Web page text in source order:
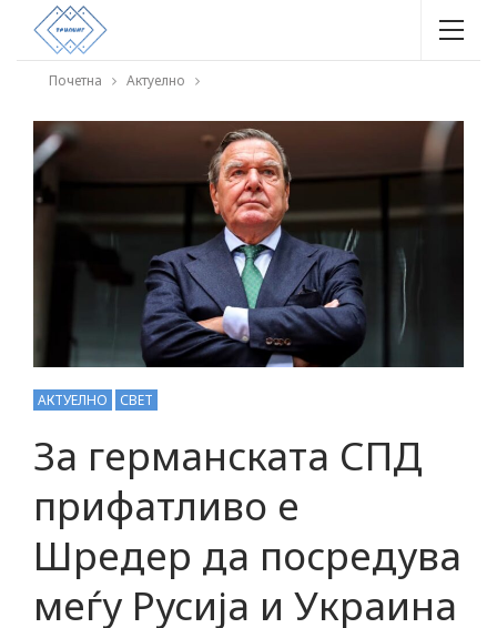
Почетна Актуелно
АКТУЕЛНО СВЕТ
За германската СПД
прифатливо е
Шредер да посредува
меѓу Русија и Украина